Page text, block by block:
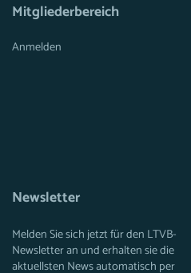
Mitgliederbereich
Anmelden
Newsletter
Melden Sie sich jetzt für den LTVB-
Newsletter an und erhalten sie die
aktuellsten News automatisch per